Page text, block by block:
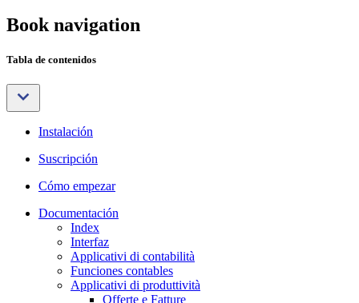
Book navigation
Tabla de contenidos
Instalación
Suscripción
Cómo empezar
Documentación
Index
Interfaz
Applicativi di contabilità
Funciones contables
Applicativi di produttività
Offerte e Fatture